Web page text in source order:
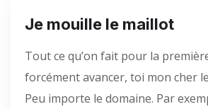
Je mouille le maillot
Tout ce qu’on fait pour la
forcément avancer, toi mon cher
Peu importe le domaine. Par